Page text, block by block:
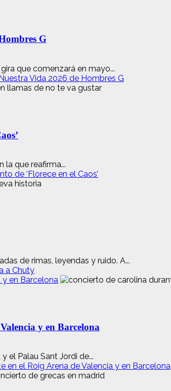
G
que comenzará en mayo...
Vida 2026 de Hombres G
la que reafirma...
de ‘Florece en el Caos’
de rimas, leyendas y ruido. A...
a Chuty
y en Barcelona
y en Barcelona
el Palau Sant Jordi de...
en el Roig Arena de Valencia y en Barcelona